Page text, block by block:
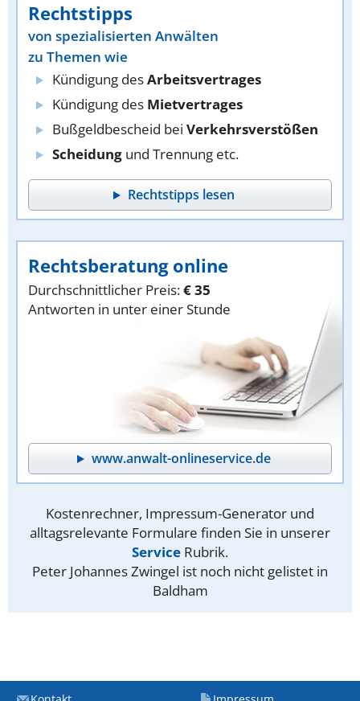
Rechtstipps
von spezialisierten Anwälten
zu Themen wie
Kündigung desArbeitsvertrages
Kündigung des Mietvertrages
Bußgeldbescheid bei Verkehrsverstößen
Scheidung und Trennung etc.
Rechtstipps lesen
Rechtsberatung online
Durchschnittlicher Preis:€ 35
Antworten in unter einer Stunde
www.anwalt-onlineservice.de
Kostenrechner, Impressum-Generator und
alltagsrelevante Formulare finden Sie in unserer
Service Rubrik.
Peter Johannes Zwingel ist noch nicht gelistet in
Baldham